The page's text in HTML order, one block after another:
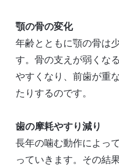
顎の骨の変化
年齢とともに顎の骨は
す。骨の支えが弱くな
やすくなり、前歯が重
たりするのです。
歯の摩耗やすり減り
長年の噛む動作によっ
っていきます。その結